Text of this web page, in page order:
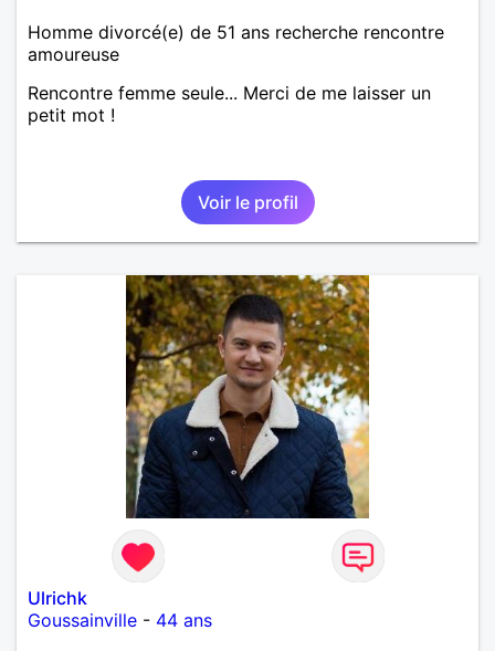
Homme divorcé(e) de 51 ans recherche rencontre
amoureuse
Rencontre femme seule... Merci de me laisser un
petit mot !
Voir le profil
Ulrichk
Goussainville - 44 ans